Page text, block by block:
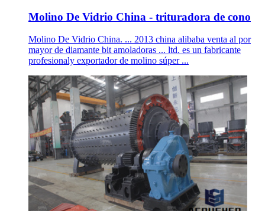
Molino De Vidrio China - trituradora de cono
Molino De Vidrio China. ... 2013 china alibaba venta al por
mayor de diamante bit amoladoras ... ltd. es un fabricante
profesionaly exportador de molino súper ...